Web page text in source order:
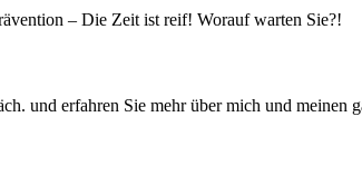
– Die Zeit ist reif! Worauf warten Sie?!
und erfahren Sie mehr über mich und meinen